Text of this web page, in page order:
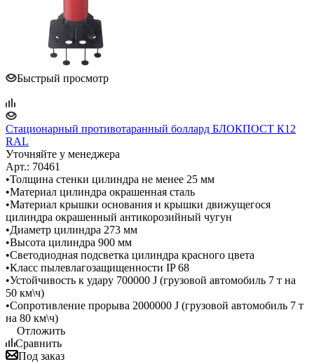
Быстрый просмотр
Стационарный противотаранный боллард БЛОКПОСТ К12
RAL
Уточняйте у менеджера
Арт.: 70461
•Толщина стенки цилиндра не менее 25 мм
•Материал цилиндра окрашенная сталь
•Материал крышки основания и крышки движущегося
цилиндра окрашенный антикорозийный чугун
•Диаметр цилиндра 273 мм
•Высота цилиндра 900 мм
•Светодиодная подсветка цилиндра красного цвета
•Класс пылевлагозащищенности IP 68
•Устойчивость к удару 700000 J (грузовой автомобиль 7 т на
50 км\ч)
•Сопротивление прорыва 2000000 J (грузовой автомобиль 7 т
на 80 км\ч)
Отложить
Сравнить
Под заказ